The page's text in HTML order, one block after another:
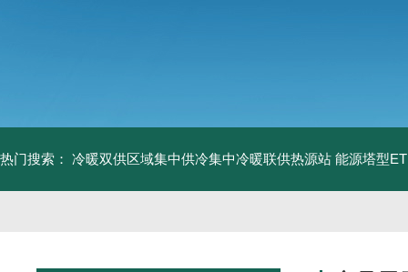
热门搜索： 冷暖双供区域集中供冷集中冷暖联供热源站 能源塔型